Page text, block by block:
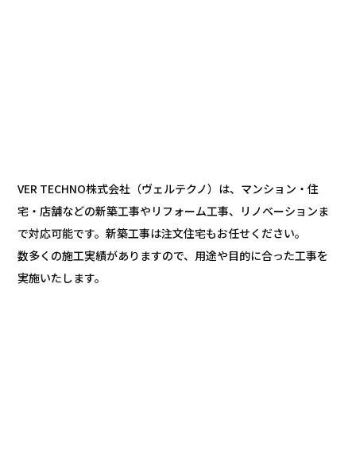
VER TECHNO株式会社（ヴェルテクノ）は、マンション・住
宅・店舗などの新築工事やリフォーム工事、リノベーションま
で対応可能です。新築工事は注文住宅もお任せください。
数多くの施工実績がありますので、用途や目的に合った工事を
実施いたします。